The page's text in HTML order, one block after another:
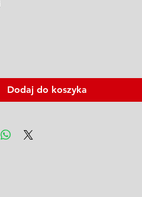
Dodaj do koszyka